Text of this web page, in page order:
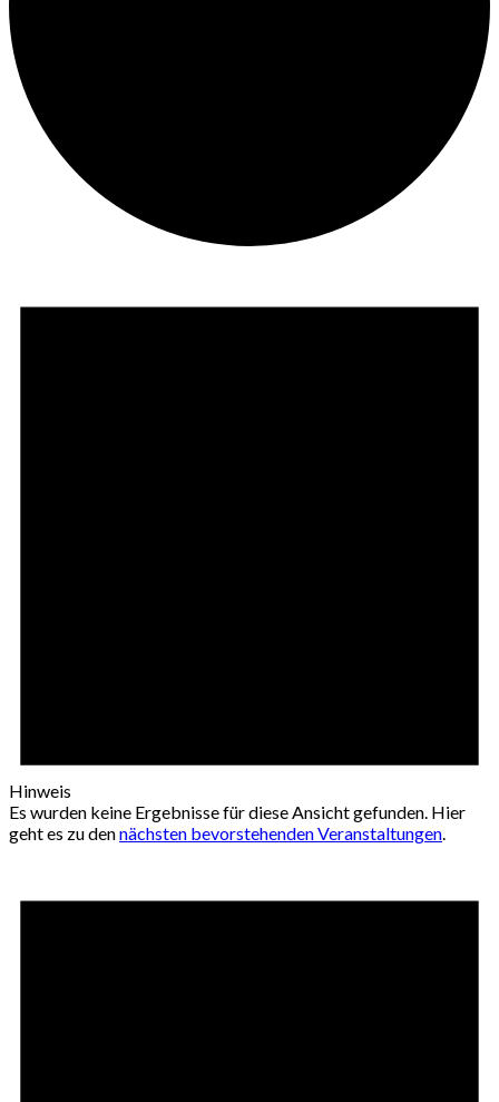
Hinweis
Es wurden keine Ergebnisse für diese Ansicht gefunden. Hier
geht es zu dennächsten bevorstehenden Veranstaltungen.